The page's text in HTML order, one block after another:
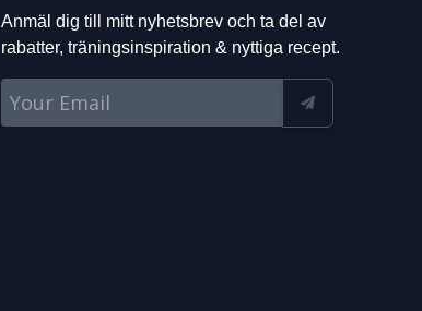
Anmäl dig till mitt nyhetsbrev och ta del av
rabatter, träningsinspiration & nyttiga recept.